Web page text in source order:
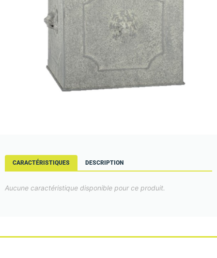
CARACTÉRISTIQUES DESCRIPTION
Aucune caractéristique disponible pour ce produit.